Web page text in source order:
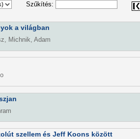
Szűkítés:
a világban
Michnik, Adam
szellem és Jeff Koons között